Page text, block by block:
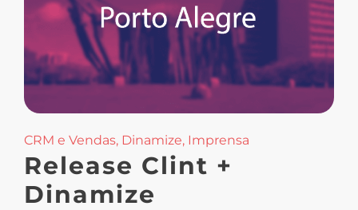
CRM e Vendas, Dinamize, Imprensa
Release Clint +
Dinamize